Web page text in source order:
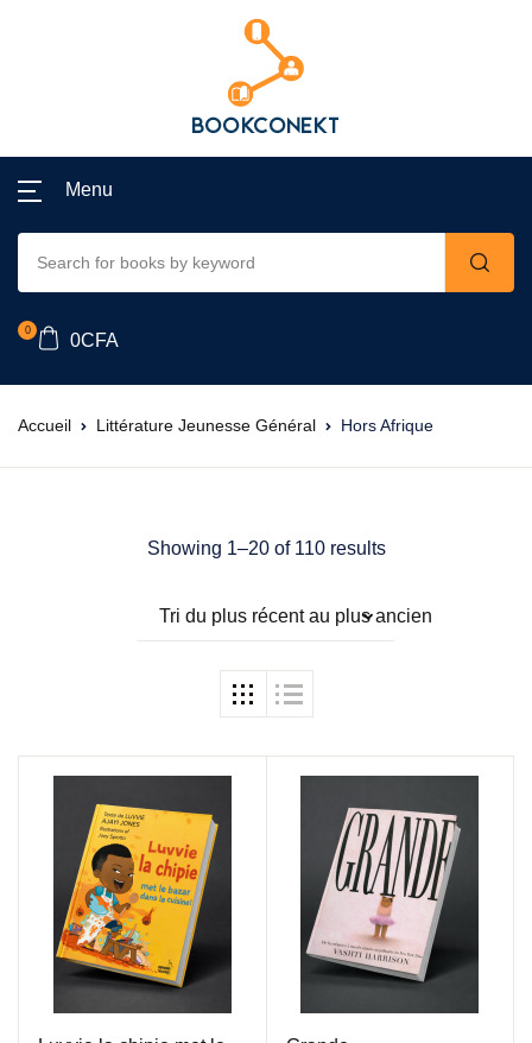
Menu
0
0CFA
Accueil Littérature Jeunesse Général Hors Afrique
Showing 1–20 of 110 results
Tri du plus récent au plus ancien